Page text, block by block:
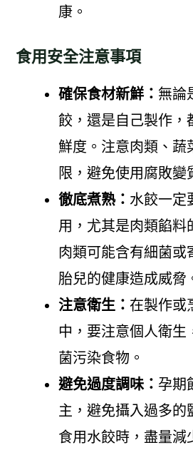
康。
食用安全注意事項
確保食材新鮮： 無論
餃，還是自己製作，
鮮度。注意肉類、蔬
限，避免使用腐敗變
徹底煮熟： 水餃一定
用，尤其是肉類餡料
肉類可能含有細菌或
胎兒的健康造成威脅
注意衛生： 在製作或
中，要注意個人衛生
菌污染食物。
避免過度調味： 孕期
主，避免攝入過多的
食用水餃時，盡量減